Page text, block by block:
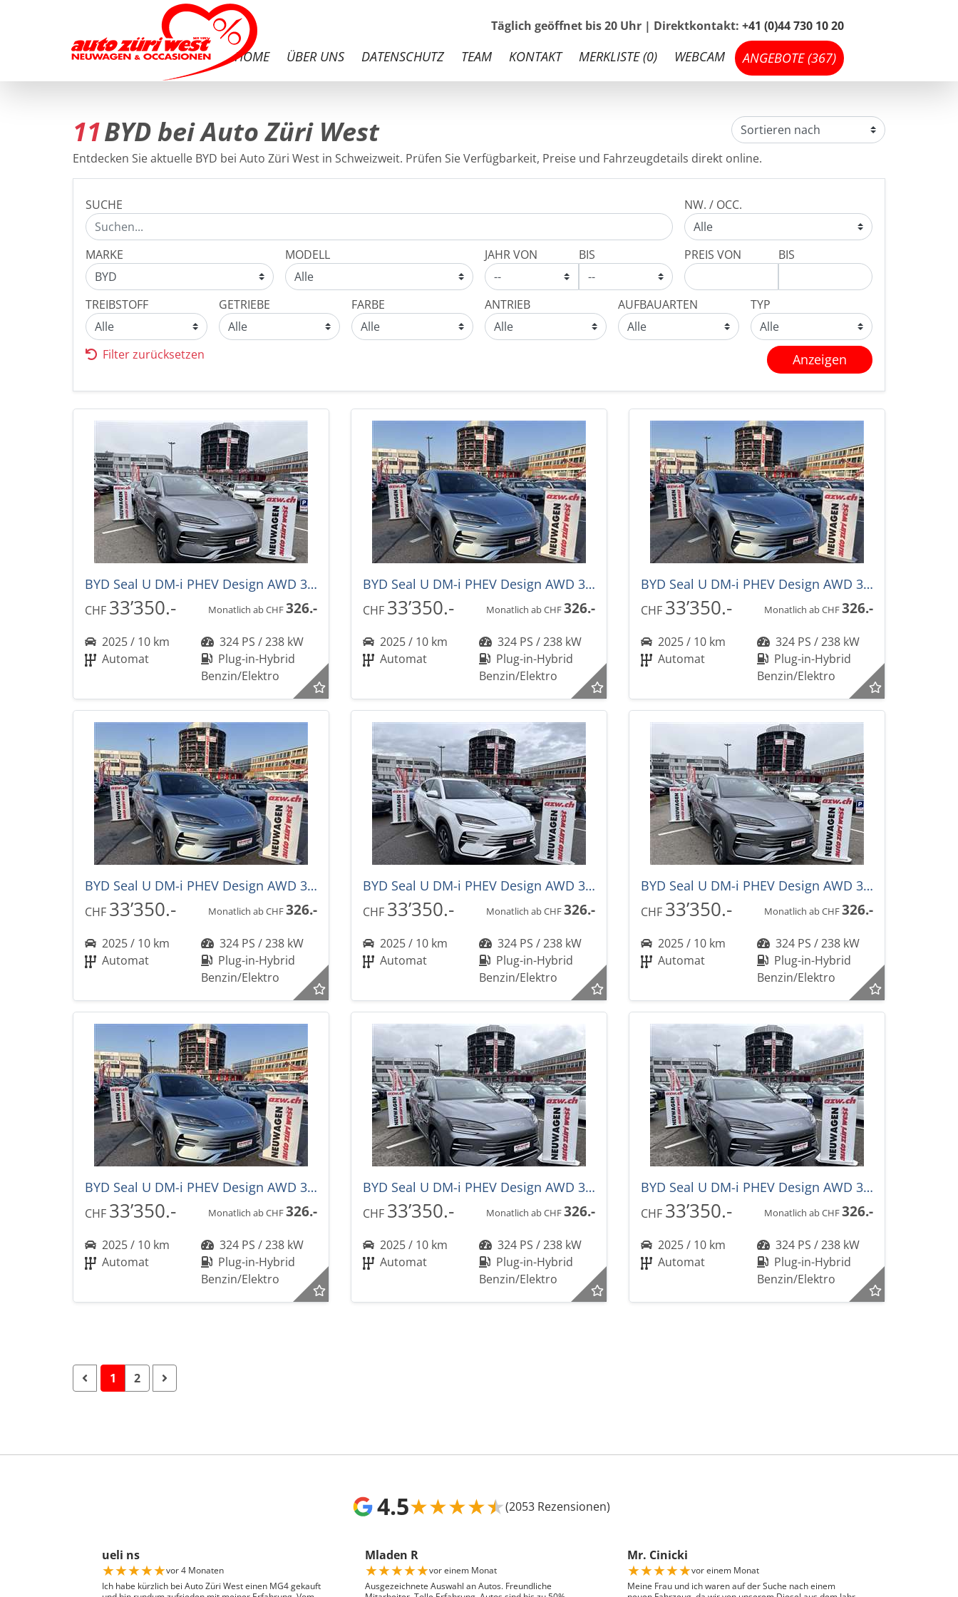
Täglich geöffnet bis 20 Uhr | Direktkontakt: +41 (0)44 730 10 20
HOME ÜBER UNS DATENSCHUTZ TEAM KONTAKT MERKLISTE (0) WEBCAM ANGEBOTE (367)
11BYD bei Auto Züri West
Entdecken Sie aktuelle BYD bei Auto Züri West in Schweizweit. Prüfen Sie Verfügbarkeit, Preise und Fahrzeugdetails direkt online.
SUCHE NW. / OCC.
MARKE MODELL JAHR VON BIS PREIS VON BIS
TREIBSTOFF GETRIEBE FARBE ANTRIEB AUFBAUARTEN TYP
Filter zurücksetzen Anzeigen
BYD Seal U DM-i PHEV Design AWD 324PS -36%! Automat
CHF 33’350.- Monatlich ab CHF326.-
2025 / 10 km
324 PS / 238 kW
Automat
Plug-in-Hybrid
Benzin/Elektro
BYD Seal U DM-i PHEV Design AWD 324PS -36%! Automat
CHF 33’350.- Monatlich ab CHF326.-
2025 / 10 km
324 PS / 238 kW
Automat
Plug-in-Hybrid
Benzin/Elektro
BYD Seal U DM-i PHEV Design AWD 324PS -36%! Automat
CHF 33’350.- Monatlich ab CHF326.-
2025 / 10 km
324 PS / 238 kW
Automat
Plug-in-Hybrid
Benzin/Elektro
BYD Seal U DM-i PHEV Design AWD 324PS -36%! Automat
CHF 33’350.- Monatlich ab CHF326.-
2025 / 10 km
324 PS / 238 kW
Automat
Plug-in-Hybrid
Benzin/Elektro
BYD Seal U DM-i PHEV Design AWD 324PS -36%! Automat
CHF 33’350.- Monatlich ab CHF326.-
2025 / 10 km
324 PS / 238 kW
Automat
Plug-in-Hybrid
Benzin/Elektro
BYD Seal U DM-i PHEV Design AWD 324PS -36%! Automat
CHF 33’350.- Monatlich ab CHF326.-
2025 / 10 km
324 PS / 238 kW
Automat
Plug-in-Hybrid
Benzin/Elektro
BYD Seal U DM-i PHEV Design AWD 324PS -36%! Automat
CHF 33’350.- Monatlich ab CHF326.-
2025 / 10 km
324 PS / 238 kW
Automat
Plug-in-Hybrid
Benzin/Elektro
BYD Seal U DM-i PHEV Design AWD 324PS -36%! Automat
CHF 33’350.- Monatlich ab CHF326.-
2025 / 10 km
324 PS / 238 kW
Automat
Plug-in-Hybrid
Benzin/Elektro
BYD Seal U DM-i PHEV Design AWD 324PS -36%! Automat
CHF 33’350.- Monatlich ab CHF326.-
2025 / 10 km
324 PS / 238 kW
Automat
Plug-in-Hybrid
Benzin/Elektro
1 2
4.5★★★★★(2053 Rezensionen)
ueli ns
★★★★★vor 4 Monaten
Ich habe kürzlich bei Auto Züri West einen MG4 gekauft
Mladen R
★★★★★vor einem Monat
Ausgezeichnete Auswahl an Autos. Freundliche
Mr. Cinicki
★★★★★vor einem Monat
Meine Frau und ich waren auf der Suche nach einem